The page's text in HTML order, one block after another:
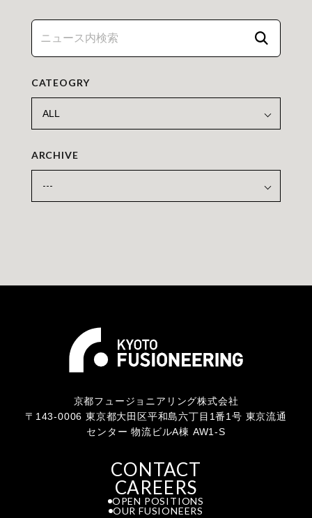
CATEOGRY
ARCHIVE
京都フュージョニアリング株式会社
〒143-0006 東京都大田区平和島六丁目1番1号 東京流通
センター 物流ビルA棟 AW1-S
CONTACT
CAREERS
OPEN POSITIONS
OUR FUSIONEERS